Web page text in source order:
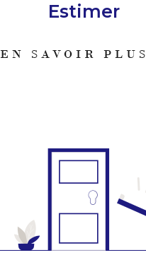
Estimer
EN SAVOIR PLUS